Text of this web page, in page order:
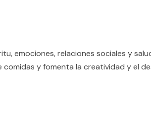
emociones, relaciones sociales y
y fomenta la creatividad y el